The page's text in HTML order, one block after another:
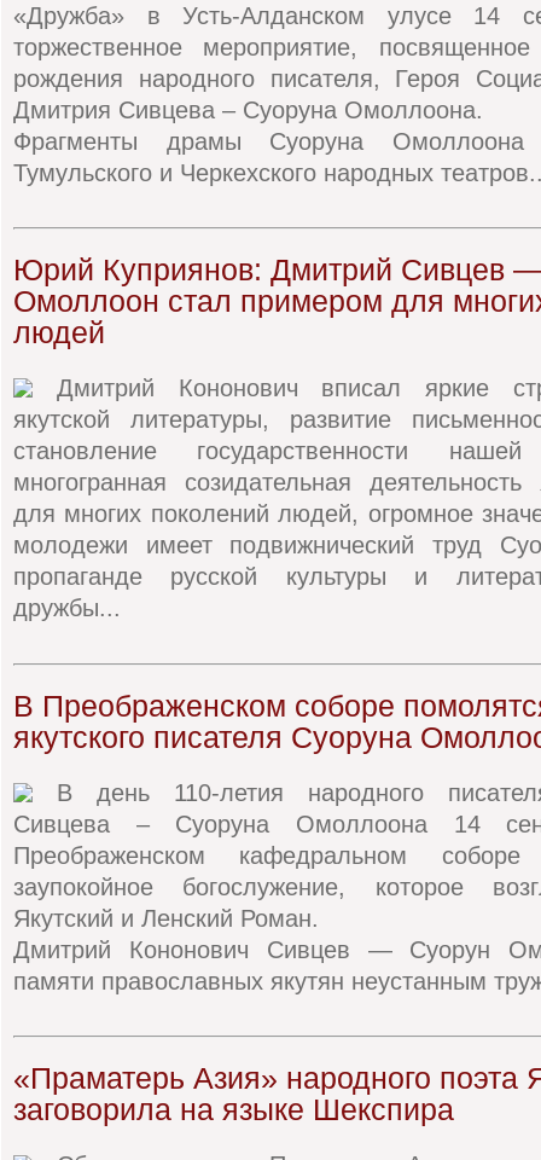
«Дружба» в Усть-Алданском улусе 14
торжественное мероприятие,
рождения народного писателя, Героя
Дмитрия Сивцева – Суоруна Омоллоона.
Фрагменты драмы Суоруна Омоллоона
Тумульского и Черкехского народных
Юрий Куприянов: Дмитрий Сивцев
Омоллоон стал примером для
людей
Дмитрий Кононович вписал яркие
якутской литературы, развитие
становление государственности
многогранная созидательная
для многих поколений людей, огромное
молодежи имеет подвижнический труд
пропаганде русской культуры и
дружбы...
В Преображенском соборе
якутского писателя Суоруна
В день 110-летия народного
Сивцева – Суоруна Омоллоона 14
Преображенском кафедральном
заупокойное богослужение, которое
Якутский и Ленский Роман.
Дмитрий Кононович Сивцев — Суорун
памяти православных якутян неустанным
«Праматерь Азия» народного поэта
заговорила на языке Шекспира